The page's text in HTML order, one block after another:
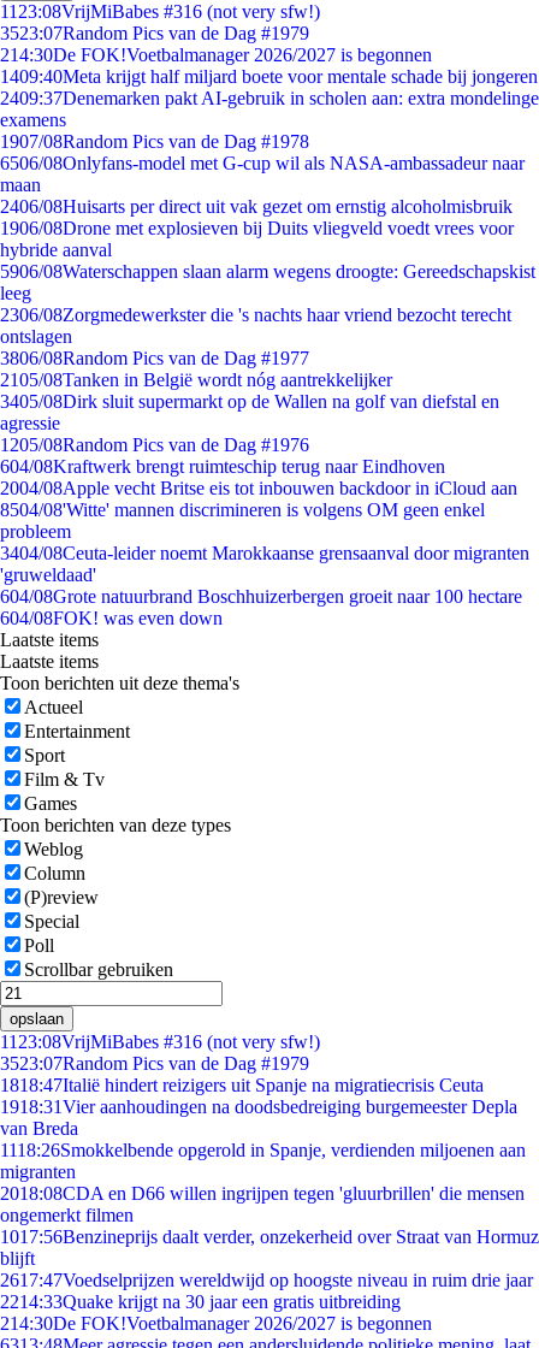
11 23:08VrijMiBabes #316 (not very sfw!)
3523:07Random Pics van de Dag #1979
214:30De FOK!Voetbalmanager 2026/2027 is begonnen
1409:40Meta krijgt half miljard boete voor mentale schade bij jongeren
2409:37Denemarken pakt AI-gebruik in scholen aan: extra mondelinge
examens
1907/08Random Pics van de Dag #1978
6506/08Onlyfans-model met G-cup wil als NASA-ambassadeur naar
maan
2406/08Huisarts per direct uit vak gezet om ernstig alcoholmisbruik
1906/08Drone met explosieven bij Duits vliegveld voedt vrees voor
hybride aanval
5906/08Waterschappen slaan alarm wegens droogte: Gereedschapskist
leeg
2306/08Zorgmedewerkster die 's nachts haar vriend bezocht terecht
ontslagen
3806/08Random Pics van de Dag #1977
2105/08Tanken in België wordt nóg aantrekkelijker
3405/08Dirk sluit supermarkt op de Wallen na golf van diefstal en
agressie
1205/08Random Pics van de Dag #1976
604/08Kraftwerk brengt ruimteschip terug naar Eindhoven
2004/08Apple vecht Britse eis tot inbouwen backdoor in iCloud aan
8504/08'Witte' mannen discrimineren is volgens OM geen enkel
probleem
3404/08Ceuta-leider noemt Marokkaanse grensaanval door migranten
'gruweldaad'
604/08Grote natuurbrand Boschhuizerbergen groeit naar 100 hectare
604/08FOK! was even down
Laatste items
Laatste items
Toon berichten uit deze thema's
Actueel
Entertainment
Sport
Film & Tv
Games
Toon berichten van deze types
Weblog
Column
(P)review
Special
Poll
Scrollbar gebruiken
opslaan
11 23:08VrijMiBabes #316 (not very sfw!)
3523:07Random Pics van de Dag #1979
1818:47Italië hindert reizigers uit Spanje na migratiecrisis Ceuta
1918:31Vier aanhoudingen na doodsbedreiging burgemeester Depla
van Breda
1118:26Smokkelbende opgerold in Spanje, verdienden miljoenen aan
migranten
2018:08CDA en D66 willen ingrijpen tegen 'gluurbrillen' die mensen
ongemerkt filmen
1017:56Benzineprijs daalt verder, onzekerheid over Straat van Hormuz
blijft
2617:47Voedselprijzen wereldwijd op hoogste niveau in ruim drie jaar
2214:33Quake krijgt na 30 jaar een gratis uitbreiding
214:30De FOK!Voetbalmanager 2026/2027 is begonnen